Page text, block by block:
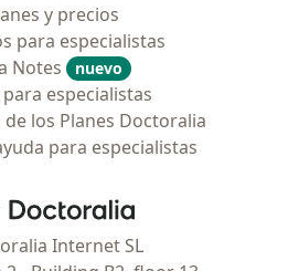
y precios
para especialistas
Notes
nuevo
para especialistas
los Planes Doctoralia
para especialistas
Doctoralia - Página de inicio
Internet SL